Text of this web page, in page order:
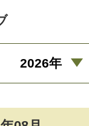
2026年